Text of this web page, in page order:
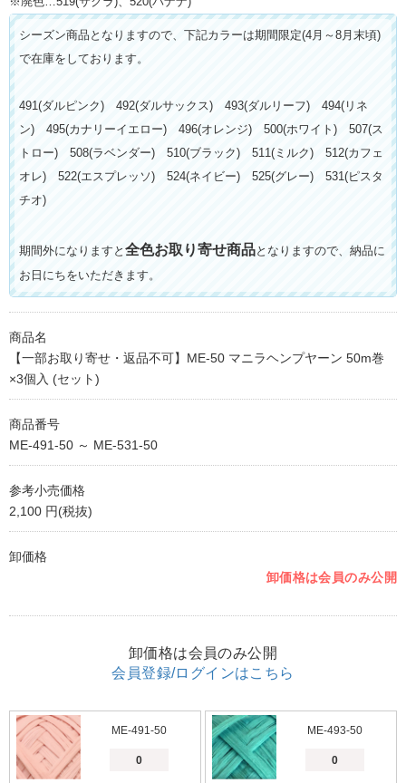
シーズン商品となりますので、下記カラーは期間限定(4月～8月末頃)
で在庫をしております。
491(ダルピンク) 492(ダルサックス) 493(ダルリーフ) 494(リネ
ン) 495(カナリーイエロー) 496(オレンジ) 500(ホワイト) 507(ス
トロー) 508(ラベンダー) 510(ブラック) 511(ミルク) 512(カフェ
オレ) 522(エスプレッソ) 524(ネイビー) 525(グレー) 531(ピスタ
チオ)
期間外になりますと 全色お取り寄せ商品となりますので、納品に
お日にちをいただきます。
商品名
【一部お取り寄せ・返品不可】ME-50 マニラヘンプヤーン 50m巻
×3個入 (セット)
商品番号
ME-491-50 ～ ME-531-50
参考小売価格
2,100 円(税抜)
卸価格
卸価格は会員のみ公開
卸価格は会員のみ公開
会員登録/ログインはこちら
ME-491-50 ME-493-50